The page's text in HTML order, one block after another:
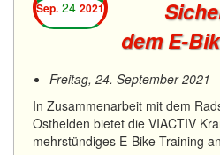
Sep. 24 2021
dem E-
Freitag, 24. September 2021
In Zusammenarbeit mit dem
Osthelden bietet die VIACTIV
mehrstündiges E-Bike Training